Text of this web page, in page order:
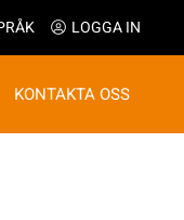
LOGGA IN
KONTAKTA OSS